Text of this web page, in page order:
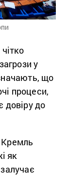
у
що
процеси,
довіру до
Кремль
як